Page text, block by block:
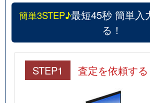
簡単3STEP♪最短45秒 簡単入
る！
STEP1 査定を依頼する